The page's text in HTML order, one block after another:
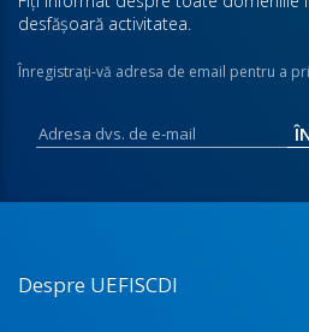
desfăşoară activitatea.
Înregistraţi-vă adresa de email pentru a
Despre UEFISCDI